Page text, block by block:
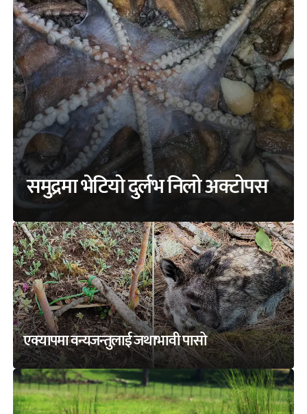
समुद्रमा भेटियो दुर्लभ निलो अक्टोपस
एक्यापमा वन्यजन्तुलाई जथाभावी पासो